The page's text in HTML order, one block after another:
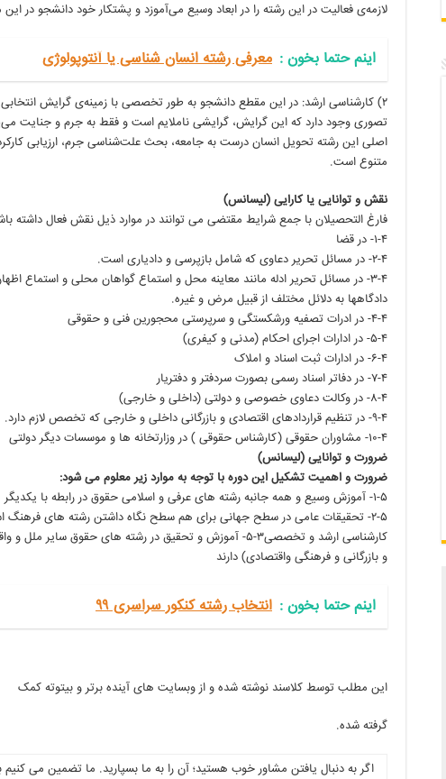
لازمه‌ی فعالیت در این رشته را در ابعاد وسیع می‌آموزد و پشتکار خود دانشجو در
اینم حتما بخون‌ : معرفی رشته انسان شناسی یا آنتوپولوژی
۲) کارشناسی ارشد: در این مقطع دانشجو به طور تخصصی با زمینه‌ی گرایش
تصوری وجود دارد که این گرایش، گرایشی ناملایم است و فقط به جرم و جنایت
اصلی این رشته تحویل انسان درست به جامعه، بحث علت‌شناسی جرم، ارزیابی
متنوع است.
نقش و توانایی یا کارایی (لیسانس)
فارغ التحصیلان با جمع شرایط مقتضی می توانند در موارد ذیل نقش فعال داشته
۱-۴- در قضا
۲-۴- در مسائل تحریر دعاوی که شامل بازپرسی و دادیاری است.
۳-۴- در مسائل تحریر ادله مانند معاینه محل و استماع گواهان محلی و استماع
دادگاهها به دلائل مختلف از قبیل مرض و غیره.
۴-۴- در ادرات تصفیه ورشکستگی و سرپرستی محجورین فنی و حقوقی
۵-۴- در ادارات اجرای احکام (مدنی و کیفری)
۶-۴- در ادارات ثبت اسناد و املاک
۷-۴- در دفاتر اسناد رسمی بصورت سردفتر و دفتریار
۸-۴- در وکالت دعاوی خصوصی و دولتی (داخلی و خارجی)
۹-۴- در تنظیم قراردادهای اقتصادی و بازرگانی داخلی و خارجی که تخصص لازم دارد.
۱۰-۴- مشاوران حقوقی (کارشناس حقوقی ) در وزارتخانه ها و موسسات دیگر دولتی
ضرورت و توانایی (لیسانس)
ضرورت و اهمیت تشکیل این دوره با توجه به موارد زیر معلوم می شود:
۱-۵- آموزش وسیع و همه جانبه رشته های عرفی و اسلامی حقوق در رابطه با یکدیگر
۲-۵- تحقیقات عامی در سطح جهانی برای هم سطح نگاه داشتن رشته های
کارشناسی ارشد و تخصصی۳-۵- آموزش و تحقیق در رشته های حقوق
و بازرگانی و فرهنگی واقتصادی) دارند
اینم حتما بخون‌ : انتخاب رشته کنکور سراسری ۹۹
این مطلب توسط کلاسند نوشته شده و از وبسایت های آینده برتر و بیتوته کمک
گرفته شده.
اگر به دنبال یافتن مشاور خوب هستید؛ آن را به ما بسپارید. ما تضمین می